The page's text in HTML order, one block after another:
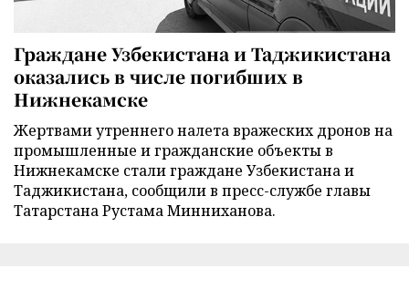
Граждане Узбекистана и Таджикистана
оказались в числе погибших в
Нижнекамске
Жертвами утреннего налета вражеских дронов на
промышленные и гражданские объекты в
Нижнекамске стали граждане Узбекистана и
Таджикистана, сообщили в пресс-службе главы
Татарстана Рустама Минниханова.